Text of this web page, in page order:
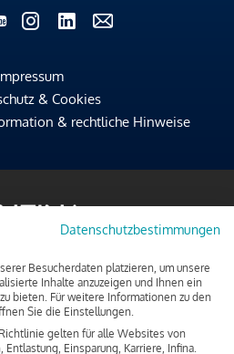
& Cookies
& rechtliche Hinweise
Datenschutzbestimmungen
Besucherdaten platzieren, um unsere
Inhalte anzuzeigen und Ihnen ein
bieten. Für weitere Informationen zu den
Sie die Einstellungen.
gelten für alle Websites von
Einsparung, Karriere, Infina.